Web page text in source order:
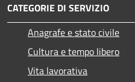
CATEGORIE DI SERVIZIO
Anagrafe e stato civile
Cultura e tempo libero
Vita lavorativa